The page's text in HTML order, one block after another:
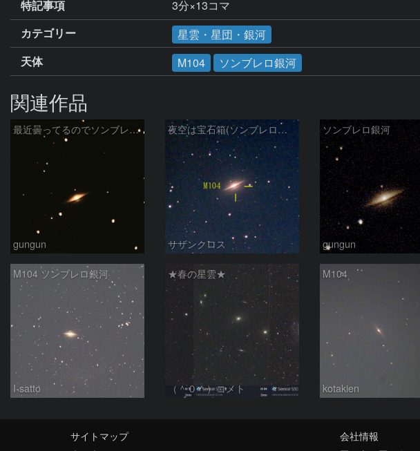
特記事項
3分×13コマ
カテゴリー
星雲・星団・銀河
天体
M104 ソンブレロ銀河
関連作品
最近曇ってるのでソンブレロ銀河再編集
gungun
夜空は宝石箱(ソンブレロ銀河 M104) Seestar50
サザンクロス
ソンブレロ銀河
gungun
M104 ソンブレロ銀河
I-satto
★春の星雲★
（＾０＾）コメト
M104
kotakien
サイトマップ
会社情報